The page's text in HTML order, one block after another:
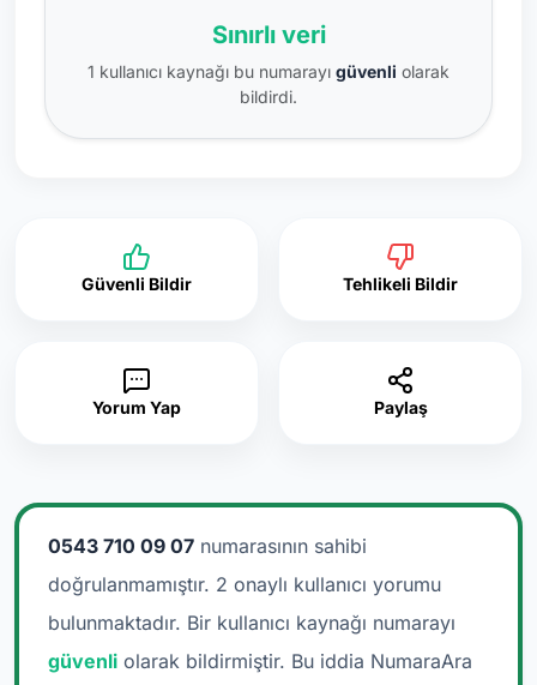
Sınırlı veri
1 kullanıcı kaynağı bu numarayı güvenli olarak
bildirdi.
Güvenli Bildir Tehlikeli Bildir
Yorum Yap Paylaş
0543 710 09 07 numarasının sahibi
doğrulanmamıştır. 2 onaylı kullanıcı yorumu
bulunmaktadır. Bir kullanıcı kaynağı numarayı
güvenli olarak bildirmiştir. Bu iddia NumaraAra